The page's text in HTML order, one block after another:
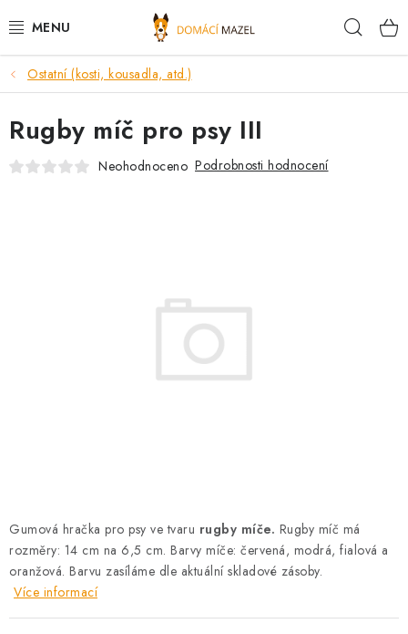
na
DOPORUČUJEME
VÝPRODEJ SKLADU
PSI
HODNOCENÍ OBCHODU
DOPRAVA PO OSTRAVĚ, HLUČÍNĚ A OKOLÍ
Ostatní (kosti, kousadla, atd.)
Gumová hračka pro psy ve tvaru rugby míče. Rugby míč má
rozměry: 14 cm na 6,5 cm. Barvy míče: červená, modrá, fialová a
oranžová. Barvu zasíláme dle aktuální skladové zásoby.
Více informací
Rugby míč pro psy III
Neohodnoceno Podrobnosti hodnocení